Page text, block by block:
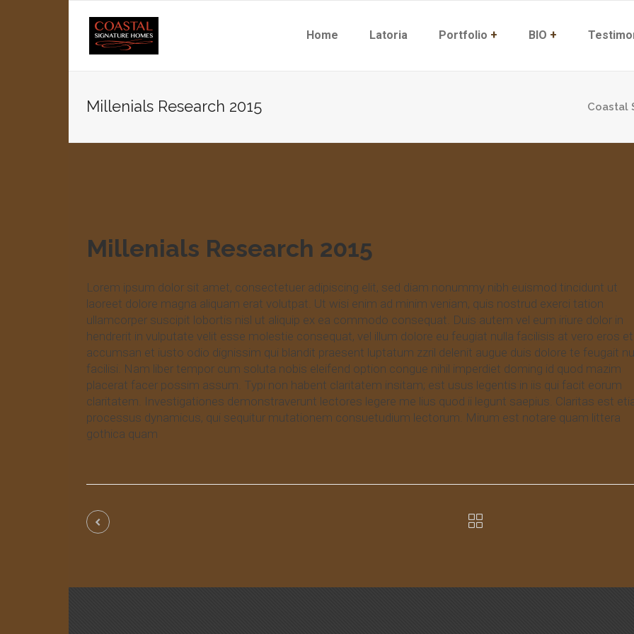
Home Latoria Portfolio + BIO +
Millenials Research 2015 Coastal
Millenials Research 2015
Lorem ipsum dolor sit amet, consectetuer adipiscing elit, sed diam nonummy nibh euismod tincidunt ut
laoreet dolore magna aliquam erat volutpat. Ut wisi enim ad minim veniam, quis nostrud exerci tation
ullamcorper suscipit lobortis nisl ut aliquip ex ea commodo consequat. Duis autem vel eum iriure dolor in
hendrerit in vulputate velit esse molestie consequat, vel illum dolore eu feugiat nulla facilisis at vero eros et
accumsan et iusto odio dignissim qui blandit praesent luptatum zzril delenit augue duis dolore te feugait
facilisi. Nam liber tempor cum soluta nobis eleifend option congue nihil imperdiet doming id quod mazim
placerat facer possim assum. Typi non habent claritatem insitam; est usus legentis in iis qui facit eorum
claritatem. Investigationes demonstraverunt lectores legere me lius quod ii legunt saepius. Claritas est
processus dynamicus, qui sequitur mutationem consuetudium lectorum. Mirum est notare quam littera
gothica quam